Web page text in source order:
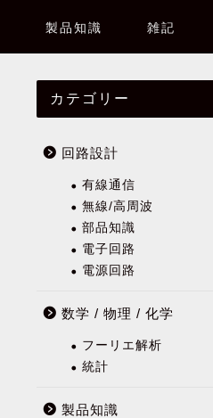
製品知識 雑記
カテゴリー
回路設計
有線通信
無線/高周波
部品知識
電子回路
電源回路
数学 / 物理 / 化学
フーリエ解析
統計
製品知識